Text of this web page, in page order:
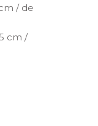
/ de
cm /